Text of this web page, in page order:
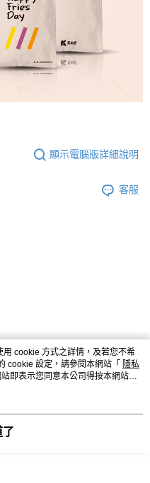
或監護人之同意方可使用
起之損失，本公司不負相關責
別帳號之用戶狀況，依本公司即
足之情形，本公司將視審查結果
註冊。若發現惡意使用之情形，
顯示電腦版詳細說明
客服
cookie 方式之詳情，及若您不希
cookie 設定，請參閱本網站「 隱私
即表示您同意本公司得按本網站使
了